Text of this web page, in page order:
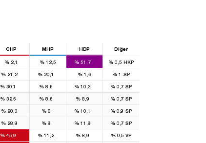
CHP MHP HDP Diğer
% 2,1 % 12,5 % 51,7 % 0,5 HKP
% 21,2 % 20,1
1
% 1,6 % 1 SP
%30,1 % 8,6 % 10,3 %0,7 SP
%32,6 % 8,6 % 8,9 %0,7 SP
% 28,3 %8
2
% 10,1 %0,9 SP
% 28,9 %9 % 11,9 %0,7 SP
%45,9 % 11,2 % 8,9 %0,5VP